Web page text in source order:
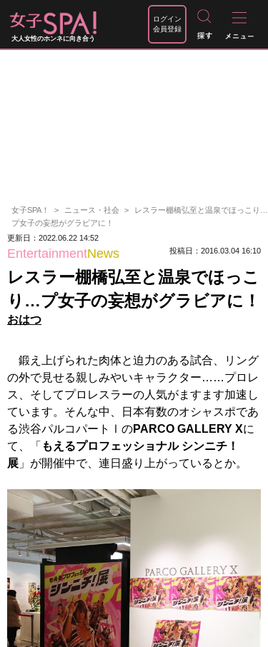
大人女性のホンネに向き合う
ログイン
会員登録
女子SPA！ ニュース・社会
レスラー棚橋弘至と温泉でほっこり…
プ女子の妄想がグラビアに！
更新日：2022.06.22 14:52
EntertainmentNews 投稿日：2016.03.04 16:10
レスラー棚橋弘至と温泉でほっこ
り…プ女子の妄想がグラビアに！
おはつ
鍛え上げられた肉体と迫力のある試合、リング
の外で見せる親しみやいキャラクター……プロレ
ス、そしてプロレスラーの人気がますます加速し
ています。そんな中、日本有数のオシャスポであ
る渋谷パルコパートⅠのPARCO GALLERY Xに
て、「 もえるプロフェッショナル シンニチ！
展 」が開催中で、連日盛り上がっているとか。